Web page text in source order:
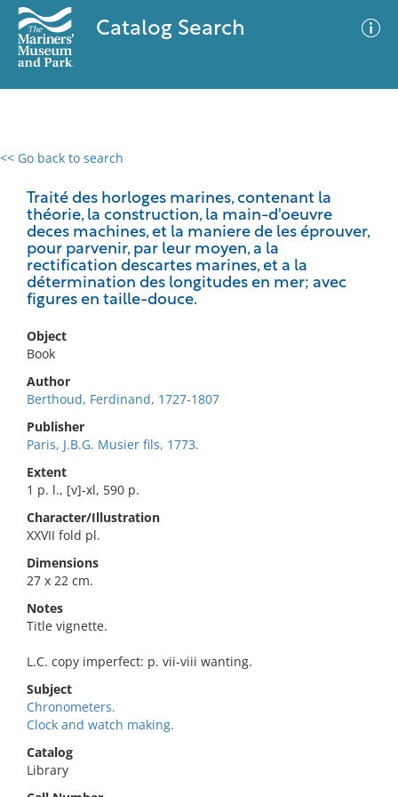
Catalog Search
<< Go back to search
Traité des horloges marines, contenant la
théorie, la construction, la main-d'oeuvre
deces machines, et la maniere de les éprouver,
pour parvenir, par leur moyen, a la
rectification descartes marines, et a la
détermination des longitudes en mer; avec
figures en taille-douce.
Object
Book
Author
Berthoud, Ferdinand, 1727-1807
Publisher
Paris, J.B.G. Musier fils, 1773.
Extent
1 p. l., [v]-xl, 590 p.
Character/Illustration
XXVII fold pl.
Dimensions
27 x 22 cm.
Notes
Title vignette.
L.C. copy imperfect: p. vii-viii wanting.
Subject
Chronometers.
Clock and watch making.
Catalog
Library
0 results
No results meet your criteria